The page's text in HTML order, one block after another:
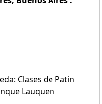
Clases de Patin
Lauquen